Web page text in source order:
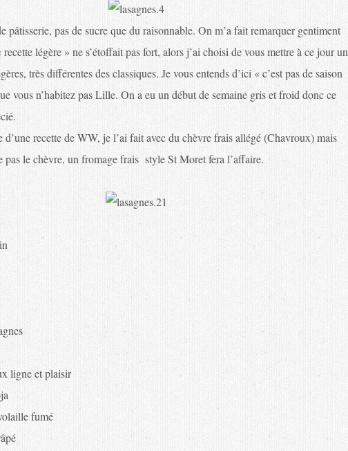
pâtisserie, pas de sucre que du raisonnable. On m’a fait remarquer gentiment
légère » ne s’étoffait pas fort, alors j’ai choisi de vous mettre à ce jour un
très différentes des classiques. Je vous entends d’ici « c’est pas de saison
vous n’habitez pas Lille. On a eu un début de semaine gris et froid donc ce
d’une recette de WW, je l’ai fait avec du chèvre frais allégé (Chavroux) mais
pas le chèvre, un fromage frais style St Moret fera l’affaire.
ligne et plaisir
fumé